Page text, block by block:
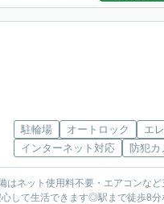
駐輪場 オートロック
エ
インターネット対応
防犯カ
ネット使用料不要・エアコンな
して生活できます◎駅まで徒歩8分